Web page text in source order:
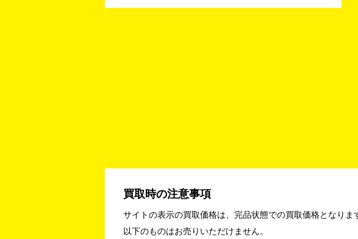
買取時の注意事項
サイトの表示の買取価格は、完品状態での買取価格となりま
以下のものはお売りいただけません。